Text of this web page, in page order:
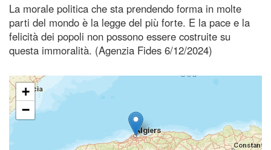
La morale politica che sta prendendo forma in molte
parti del mondo è la legge del più forte. E la pace e la
felicità dei popoli non possono essere costruite su
questa immoralità. (Agenzia Fides 6/12/2024)
+
−